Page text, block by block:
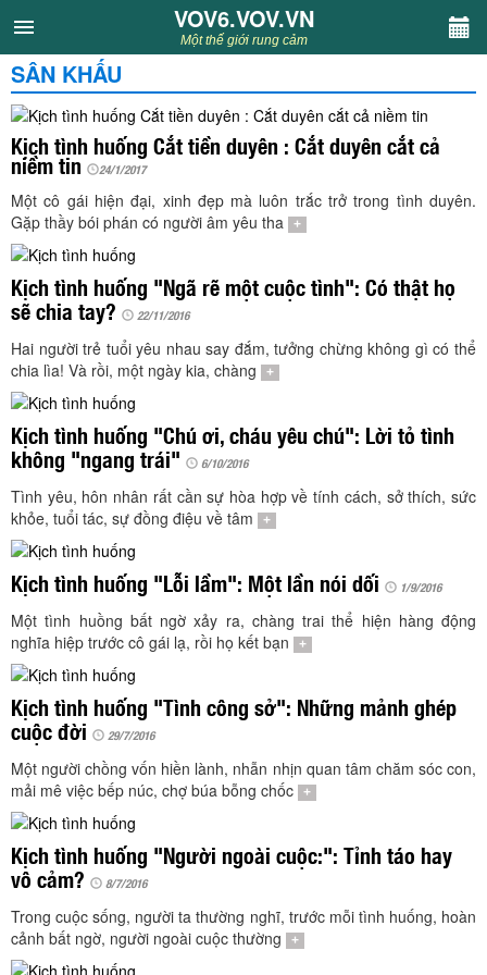
VOV6.VOV.VN
CHUYÊN MỤC
Khách VOV6
Văn học
Nghệ thuật
Sân khấu
Thiếu nhi
Kết nối VOV6
TÌM KIẾM
Vận hành bởi QI Corp
VOV6.VOV.VN
Một thế giới rung cảm
SÂN KHẤU
Kịch tình huống Cắt tiền duyên : Cắt duyên cắt cả
niềm tin 24/1/2017
Một cô gái hiện đại, xinh đẹp mà luôn trắc trở trong tình duyên.
Gặp thầy bói phán có người âm yêu tha
+
Kịch tình huống "Ngã rẽ một cuộc tình": Có thật họ
sẽ chia tay? 22/11/2016
Hai người trẻ tuổi yêu nhau say đắm, tưởng chừng không gì có thể
chia lìa! Và rồi, một ngày kia, chàng
+
Kịch tình huống "Chú ơi, cháu yêu chú": Lời tỏ tình
không "ngang trái" 6/10/2016
Tình yêu, hôn nhân rất cần sự hòa hợp về tính cách, sở thích, sức
khỏe, tuổi tác, sự đồng điệu về tâm
+
Kịch tình huống "Lỗi lầm": Một lần nói dối 1/9/2016
Một tình huồng bất ngờ xảy ra, chàng trai thể hiện hàng động
nghĩa hiệp trước cô gái lạ, rồi họ kết bạn
+
Kịch tình huống "Tình công sở": Những mảnh ghép
cuộc đời 29/7/2016
Một người chồng vốn hiền lành, nhẫn nhịn quan tâm chăm sóc con,
mải mê việc bếp núc, chợ búa bỗng chốc
+
Kịch tình huống "Người ngoài cuộc:": Tỉnh táo hay
vô cảm? 8/7/2016
Trong cuộc sống, người ta thường nghĩ, trước mỗi tình huống, hoàn
cảnh bất ngờ, người ngoài cuộc thường
+